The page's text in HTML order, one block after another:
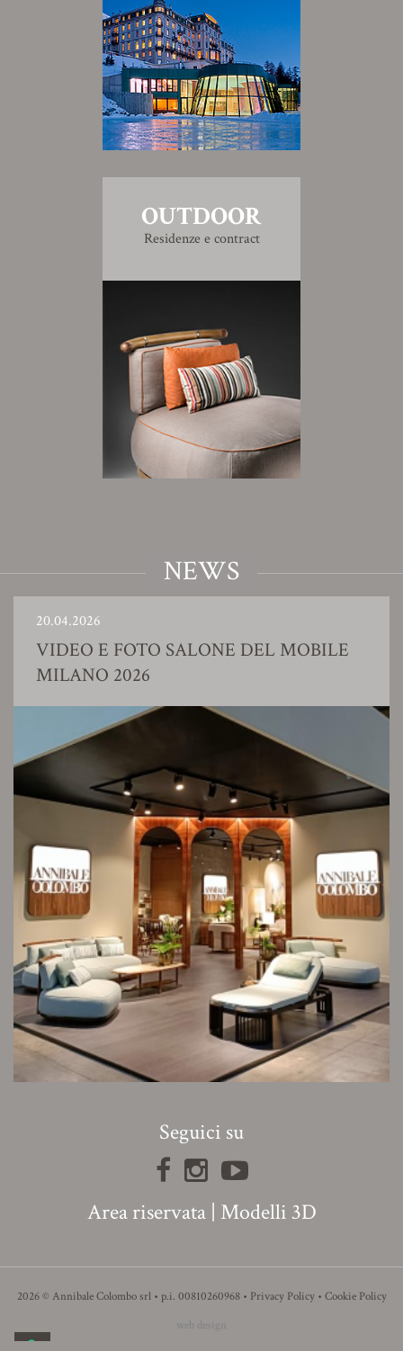
OUTDOOR
Residenze e contract
NEWS
20.04.2026
VIDEO E FOTO SALONE DEL MOBILE
MILANO 2026
Seguici su
Area riservata| Modelli 3D
2026 © Annibale Colombo srl • p.i. 00810260968 • Privacy Policy• Cookie Policy
web design